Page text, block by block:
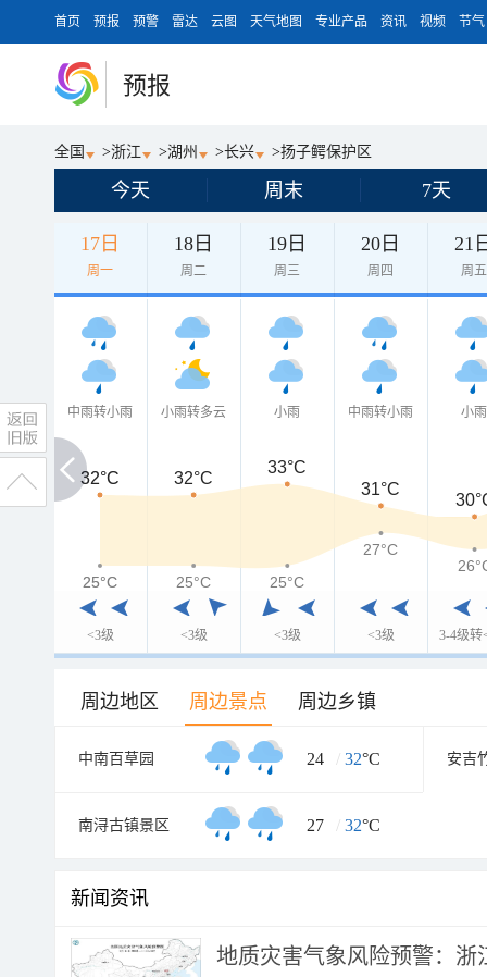
首页 预报 预警 雷达 云图 天气地图 专业产品 资讯 视频 节气
预报
全国 >浙江 >湖州 >长兴 >扬子鳄保护区
今天 周末 7天
17日
周一
18日
周二
19日
周三
20日
周四
21
周五
中雨转小雨
<3级
小雨转多云
<3级
小雨
<3级
中雨转小雨
<3级
小雨
3-4级转
32°C
32°C 32°C
33°C
31°C
25°C
25°C 25°C 25°C
27°C
周边地区 周边景点 周边乡镇
中南百草园 24 / 32°C 安吉
南浔古镇景区 27 / 32°C
新闻资讯
地质灾害气象风险预警：浙